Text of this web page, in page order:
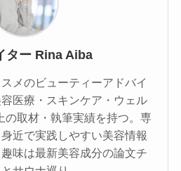
ター Rina Aiba
メのビューティーアドバイ
医療・スキンケア・ウェル
の取材・執筆実績を持つ。専
近で実践しやすい美容情報
味は最新美容成分の論文チ